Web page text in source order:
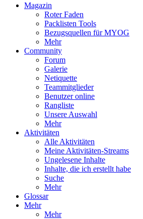
Magazin
Roter Faden
Packlisten Tools
Bezugsquellen für MYOG
Mehr
Community
Forum
Galerie
Netiquette
Teammitglieder
Benutzer online
Rangliste
Unsere Auswahl
Mehr
Aktivitäten
Alle Aktivitäten
Meine Aktivitäten-Streams
Ungelesene Inhalte
Inhalte, die ich erstellt habe
Suche
Mehr
Glossar
Mehr
Mehr